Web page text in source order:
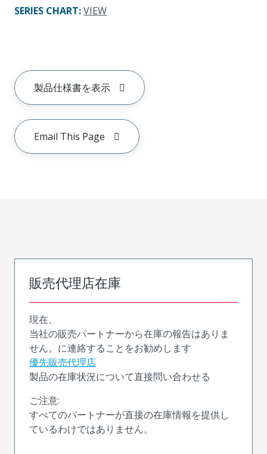
SERIES CHART:VIEW
製品仕様書を表示
Email This Page
販売代理店在庫
現在、
当社の販売パートナーから在庫の報告はありま
せん。に連絡することをお勧めします
優先販売代理店
製品の在庫状況について直接問い合わせる
ご注意:
すべてのパートナーが直接の在庫情報を提供し
ているわけではありません。